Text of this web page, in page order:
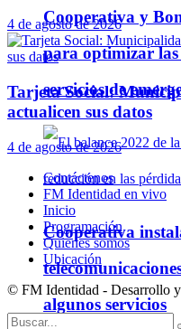
Cooperativa y
para optimizar las
servicios de
Cooperativa
algunos servicios
4 de agosto de 2026
Tarjeta Social:
actualicen sus datos
4 de agosto de 2026
Contáctenos
FM Identidad en vivo
Inicio
Programación
Quienes somos
Ubicación
© FM Identidad - Desarrollo y